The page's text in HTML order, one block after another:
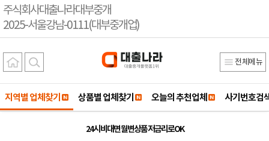
주식회사대출나라대부중개
2025-서울강남-0111(대부중개업)
전체메뉴
지역별 업체찾기 상품별 업체찾기 오늘의 추천업체 사기번호검
24시 비대면 월변상품 저금리로OK